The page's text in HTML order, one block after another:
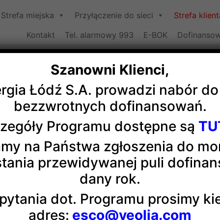
Strefa miejska Przyłączenie do sieci Strefa
Kontakt
Tel. alarmowy 993 E-BOK
Dla projektanta
konsultacji (online lub stacjonarnie) z działem
projektową (zarówno branży ciepłowniczej
przedmiotu konsultacji wraz z propozycją
sprawie należy kierować na adres:
Szanowni Klienci,
Łódź S.A. prowadzi nabór
bezzwrotnych dofinansowań.
Programu dostępne są
na Państwa zgłoszenia do
przewidywanej puli
dany rok.
dot. Programu prosimy
adres: esco@veolia.com